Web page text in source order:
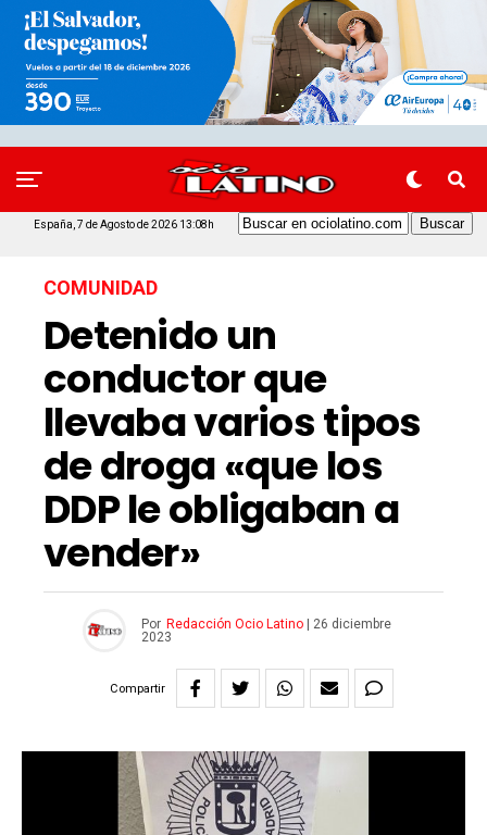
España, 7 de Agosto de 2026 13:08h
COMUNIDAD
Detenido un
conductor que
llevaba varios tipos
de droga «que los
DDP le obligaban a
vender»
Por Redacción Ocio Latino|
26 diciembre
2023
Compartir